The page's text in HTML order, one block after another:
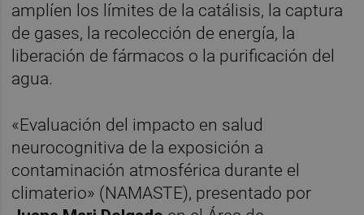
amplíen los límites de la catálisis, la captura
de gases, la recolección de energía, la
liberación de fármacos o la purificación del
agua.
«Evaluación del impacto en salud
neurocognitiva de la exposición a
contaminación atmosférica durante el
climaterio» (NAMASTE), presentado por